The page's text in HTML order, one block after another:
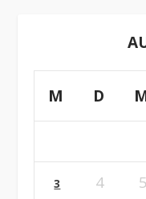
M D
3 4 5